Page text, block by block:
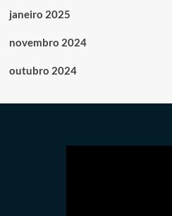
janeiro 2025
novembro 2024
outubro 2024